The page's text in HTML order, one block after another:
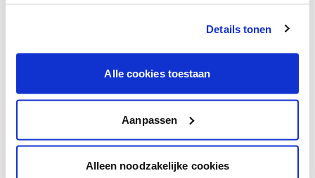
Details tonen
Alle cookies toestaan
Aanpassen
Alleen noodzakelijke cookies
Krijg kleuradvies op basis van de lichtinval
en je meubels.
Krijg ineens een technologische check-up